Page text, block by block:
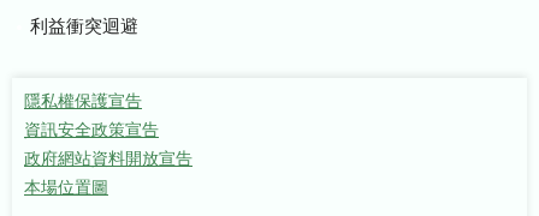
利益衝突迴避
隱私權保護宣告
資訊安全政策宣告
政府網站資料開放宣告
本場位置圖